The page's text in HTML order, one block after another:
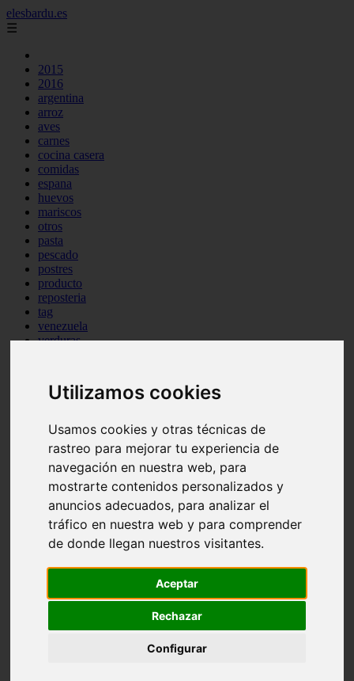
Utilizamos cookies
Usamos cookies y otras técnicas de
rastreo para mejorar tu experiencia de
navegación en nuestra web, para
mostrarte contenidos personalizados y
anuncios adecuados, para analizar el
tráfico en nuestra web y para comprender
de donde llegan nuestros visitantes.
Aceptar
Rechazar
Configurar
elesbardu.es
☰
2015
2016
argentina
arroz
aves
carnes
cocina casera
comidas
espana
huevos
mariscos
otros
pasta
pescado
postres
producto
reposteria
tag
venezuela
verduras
Teruel - sarrión
Cádiz - algodonales
Madrid - madrid
Asturias - oviedo
Cádiz - el-puerto-de-santa-maría
Asturias - aller
álava - vitoria-gasteiz
Málaga - marbella
Zaragoza - zaragoza
Barcelona - barcelona
Valencia - valencia
Toledo - seseña
Cantabria - val-de-san-vicente